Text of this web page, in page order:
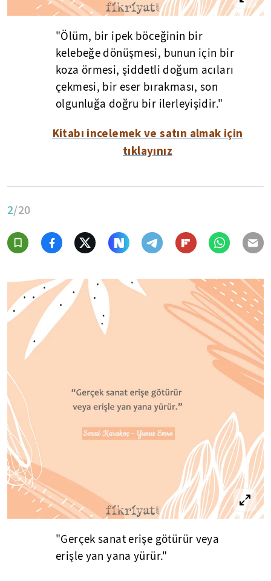
"Ölüm, bir ipek böceğinin bir
kelebeğe dönüşmesi, bunun için bir
koza örmesi, şiddetli doğum acıları
çekmesi, bir eser bırakması, son
olgunluğa doğru bir ilerleyişidir."
Kitabı incelemek ve satın almak için
tıklayınız
2/20
"Gerçek sanat erişe götürür veya
erişle yan yana yürür."